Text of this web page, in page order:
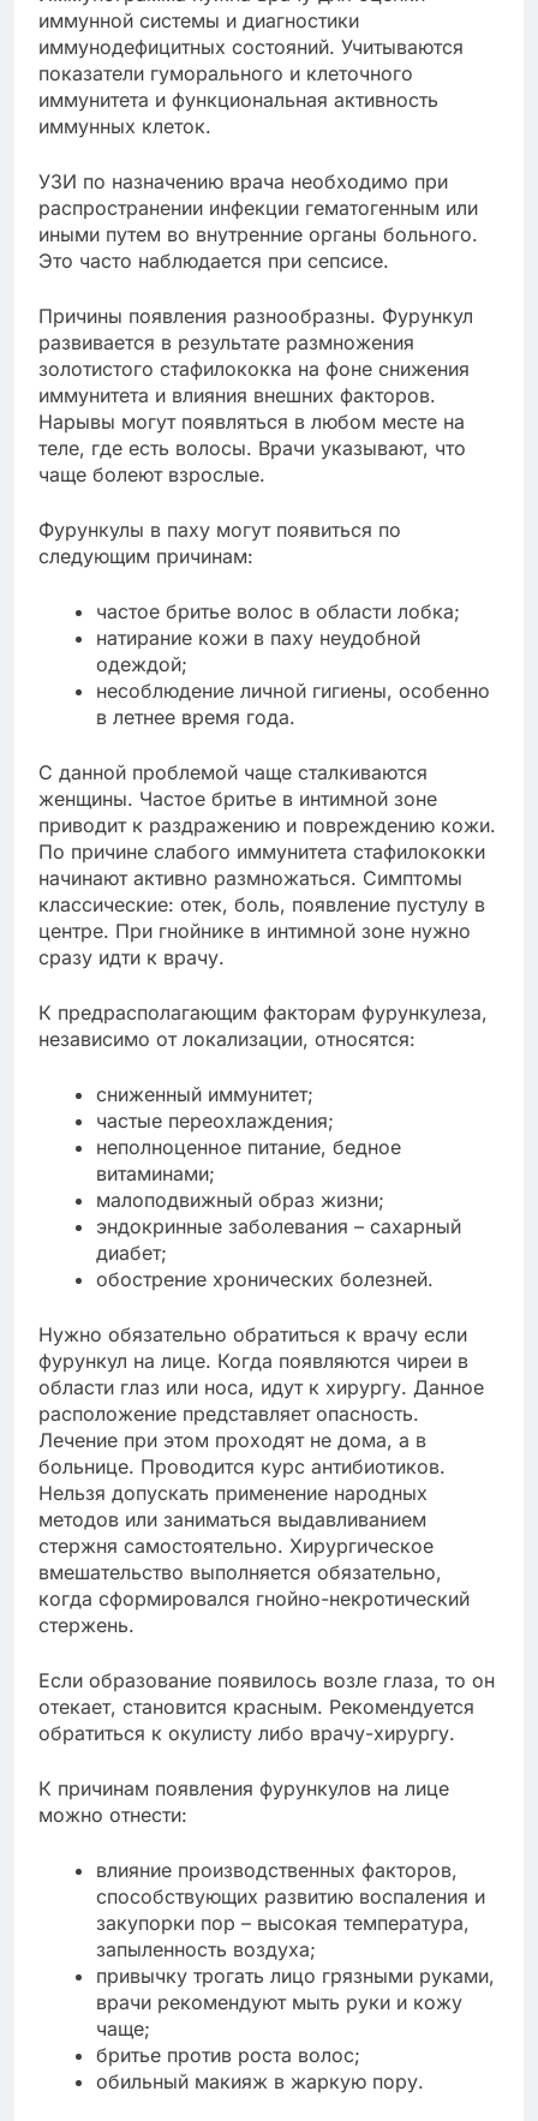
иммунной системы и диагностики
иммунодефицитных состояний. Учитываются
показатели гуморального и клеточного
иммунитета и функциональная активность
иммунных клеток.
УЗИ по назначению врача необходимо при
распространении инфекции гематогенным или
иными путем во внутренние органы больного.
Это часто наблюдается при сепсисе.
Причины появления разнообразны. Фурункул
развивается в результате размножения
золотистого стафилококка на фоне снижения
иммунитета и влияния внешних факторов.
Нарывы могут появляться в любом месте на
теле, где есть волосы. Врачи указывают, что
чаще болеют взрослые.
Фурункулы в паху могут появиться по
следующим причинам:
частое бритье волос в области лобка;
натирание кожи в паху неудобной
одеждой;
несоблюдение личной гигиены, особенно
в летнее время года.
С данной проблемой чаще сталкиваются
женщины. Частое бритье в интимной зоне
приводит к раздражению и повреждению кожи.
По причине слабого иммунитета стафилококки
начинают активно размножаться. Симптомы
классические: отек, боль, появление пустулу в
центре. При гнойнике в интимной зоне нужно
сразу идти к врачу.
К предрасполагающим факторам фурункулеза,
независимо от локализации, относятся:
сниженный иммунитет;
частые переохлаждения;
неполноценное питание, бедное
витаминами;
малоподвижный образ жизни;
эндокринные заболевания – сахарный
диабет;
обострение хронических болезней.
Нужно обязательно обратиться к врачу если
фурункул на лице. Когда появляются чиреи в
области глаз или носа, идут к хирургу. Данное
расположение представляет опасность.
Лечение при этом проходят не дома, а в
больнице. Проводится курс антибиотиков.
Нельзя допускать применение народных
методов или заниматься выдавливанием
стержня самостоятельно. Хирургическое
вмешательство выполняется обязательно,
когда сформировался гнойно-некротический
стержень.
Если образование появилось возле глаза, то он
отекает, становится красным. Рекомендуется
обратиться к окулисту либо врачу-хирургу.
К причинам появления фурункулов на лице
можно отнести:
влияние производственных факторов,
способствующих развитию воспаления и
закупорки пор – высокая температура,
запыленность воздуха;
привычку трогать лицо грязными руками,
врачи рекомендуют мыть руки и кожу
чаще;
бритье против роста волос;
обильный макияж в жаркую пору.